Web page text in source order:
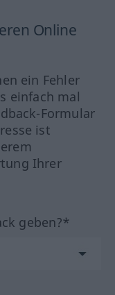
Online
ein Fehler
einfach mal
Formular
ist
Ihrer
geben?*